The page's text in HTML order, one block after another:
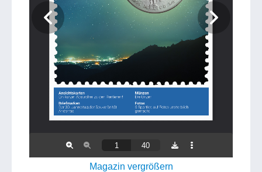
Magazin vergrößern